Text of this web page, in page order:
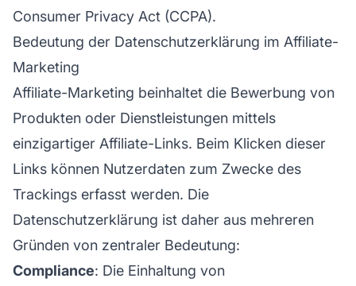
Consumer Privacy Act (CCPA).
Bedeutung der Datenschutzerklärung im Affiliate-
Marketing
Affiliate-Marketing beinhaltet die Bewerbung von
Produkten oder Dienstleistungen mittels
einzigartiger Affiliate-Links. Beim Klicken dieser
Links können Nutzerdaten zum Zwecke des
Trackings erfasst werden. Die
Datenschutzerklärung ist daher aus mehreren
Gründen von zentraler Bedeutung:
Compliance: Die Einhaltung von